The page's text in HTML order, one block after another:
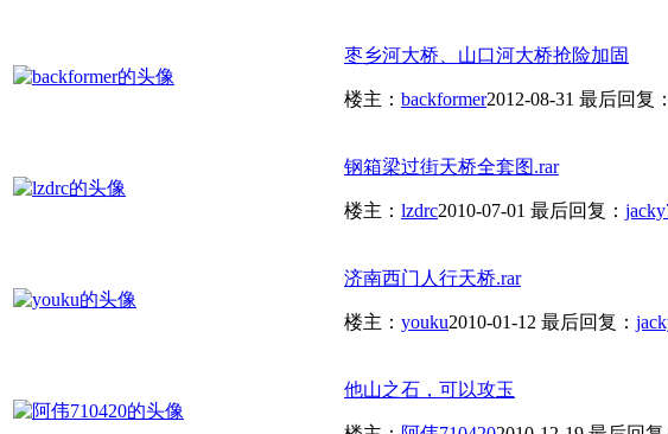
枣乡河大桥、山口河大桥抢险加固
楼主： backformer2012-08-31 最后回复：
钢箱梁过街天桥全套图.rar
楼主： lzdrc2010-07-01 最后回复：
济南西门人行天桥.rar
楼主： youku2010-01-12 最后回复：
他山之石，可以攻玉